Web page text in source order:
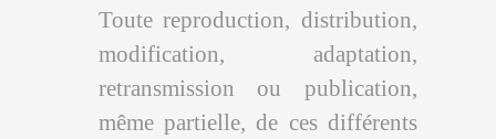
Toute reproduction, distribution,
modification, adaptation,
retransmission ou publication,
même partielle, de ces différents